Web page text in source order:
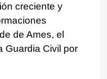
creciente y
de Ames, el
Guardia Civil por